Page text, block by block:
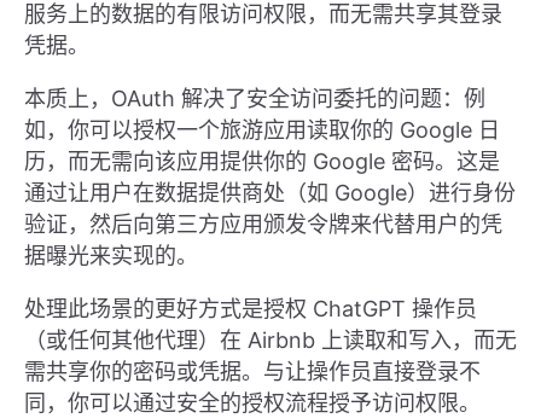
服务上的数据的有限访问权限，而无需共享其登录
凭据。
本质上，OAuth 解决了安全访问委托的问题：例
如，你可以授权一个旅游应用读取你的 Google 日
历，而无需向该应用提供你的 Google 密码。这是
通过让用户在数据提供商处（如 Google）进行身份
验证，然后向第三方应用颁发令牌来代替用户的凭
据曝光来实现的。
处理此场景的更好方式是授权 ChatGPT 操作员
（或任何其他代理）在 Airbnb 上读取和写入，而无
需共享你的密码或凭据。与让操作员直接登录不
同，你可以通过安全的授权流程授予访问权限。